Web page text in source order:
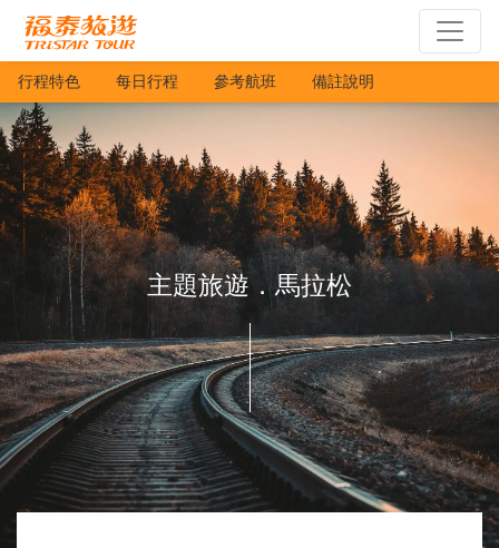
行程特色 每日行程 參考航班 備註說明
主題旅遊．馬拉松